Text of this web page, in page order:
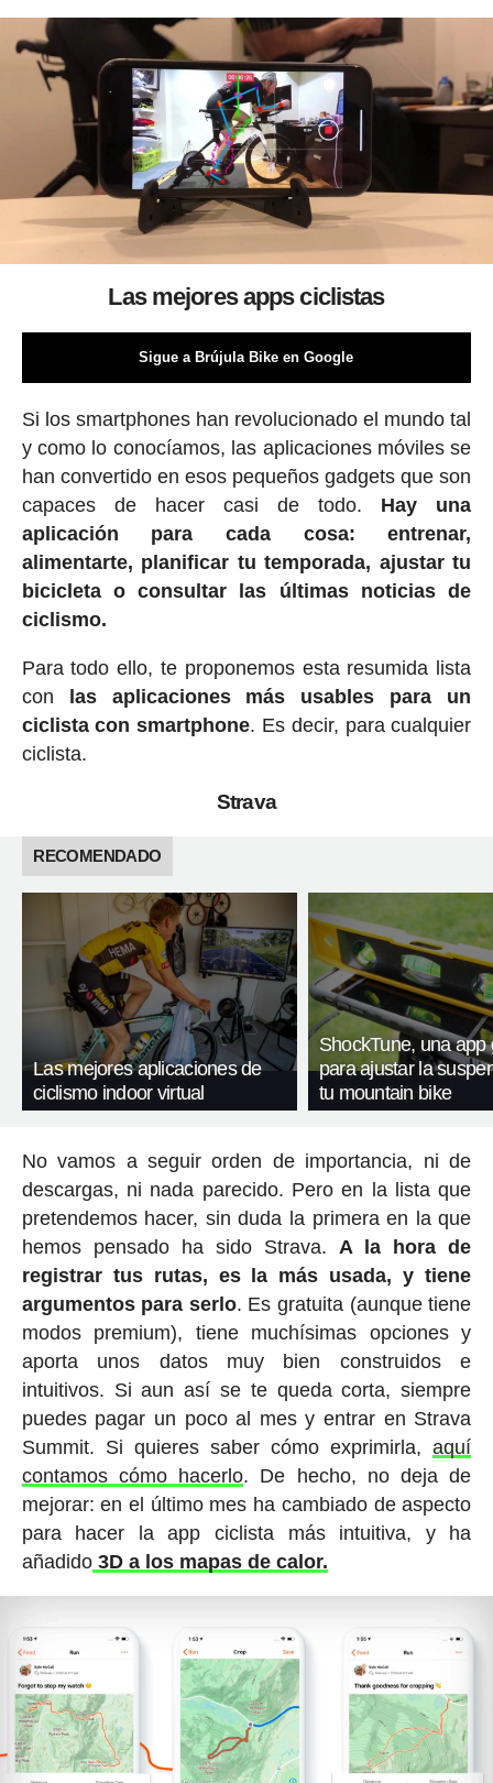
Las mejores apps ciclistas
Sigue a Brújula Bike en Google
Si los smartphones han revolucionado el mundo tal
y como lo conocíamos, las aplicaciones móviles se
han convertido en esos pequeños gadgets que son
capaces de hacer casi de todo. Hay una
aplicación para cada cosa: entrenar,
alimentarte, planificar tu temporada, ajustar tu
bicicleta o consultar las últimas noticias de
ciclismo.
Para todo ello, te proponemos esta resumida lista
con
las aplicaciones más usables para un
ciclista con smartphone. Es decir, para cualquier
ciclista.
Strava
RECOMENDADO
Las mejores aplicaciones de
ciclismo indoor virtual
ShockTune, una app
para ajustar la
tu mountain bike
No vamos a seguir orden de importancia, ni de
descargas, ni nada parecido. Pero en la lista que
pretendemos hacer, sin duda la primera en la que
hemos pensado ha sido Strava. A la hora de
registrar tus rutas, es la más usada, y tiene
argumentos para serlo. Es gratuita (aunque tiene
modos premium), tiene muchísimas opciones y
aporta unos datos muy bien construidos e
intuitivos. Si aun así se te queda corta, siempre
puedes pagar un poco al mes y entrar en Strava
Summit. Si quieres saber cómo exprimirla,aquí
contamos cómo hacerlo. De hecho, no deja de
mejorar: en el último mes ha cambiado de aspecto
para hacer la app ciclista más intuitiva, y ha
añadido3D a los mapas de calor.